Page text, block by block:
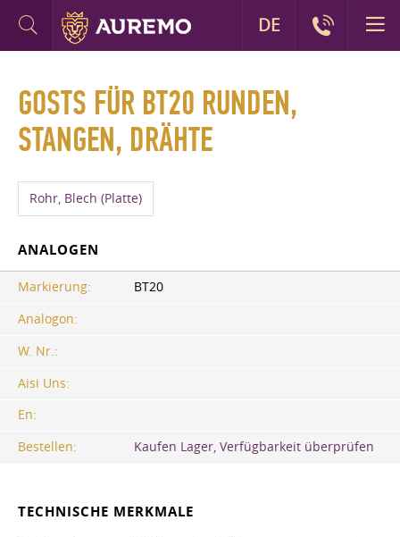
GOSTS FÜR BT20 RUNDEN,
STANGEN, DRÄHTE
Rohr, Blech (Platte)
ANALOGEN
Markierung:
BT20
Analogon:
W. Nr.:
Aisi Uns:
En:
Bestellen:
Kaufen Lager, Verfügbarkeit überprüfen
TECHNISCHE MERKMALE
DE